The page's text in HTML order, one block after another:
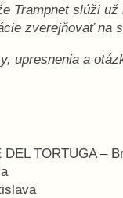
Trampnet slúži
zverejňovať na
upresnenia a
DEL TORTUGA –